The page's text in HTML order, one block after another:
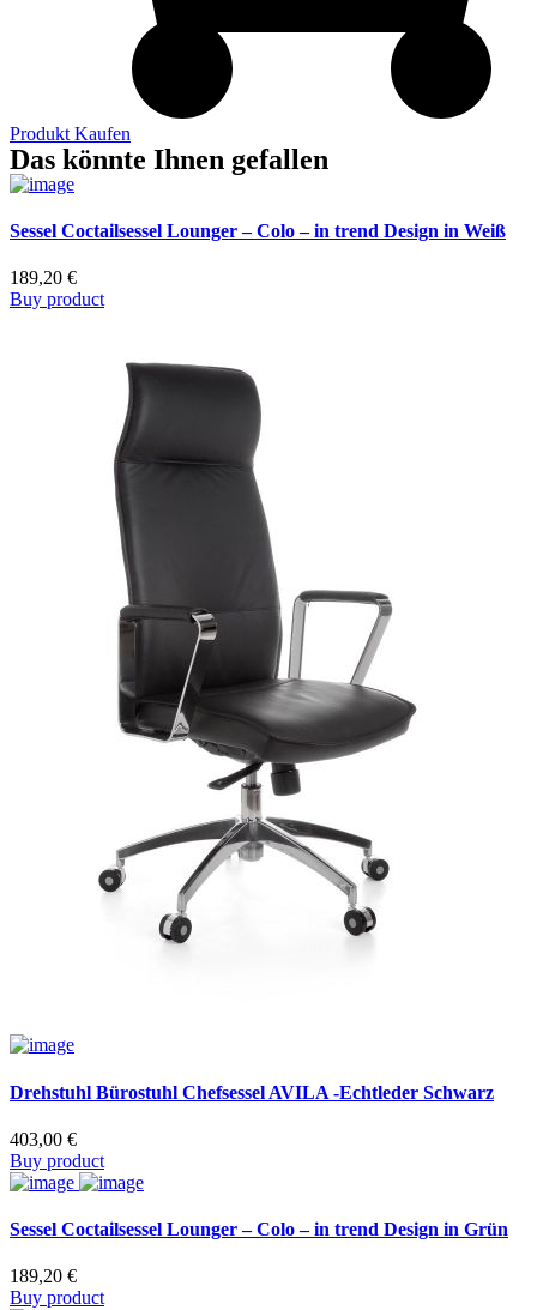
Produkt Kaufen
Das könnte Ihnen gefallen
Sessel Coctailsessel Lounger – Colo – in trend Design in Weiß
189,20 €
Buy product
Drehstuhl Bürostuhl Chefsessel AVILA -Echtleder Schwarz
403,00 €
Buy product
Sessel Coctailsessel Lounger – Colo – in trend Design in Grün
189,20 €
Buy product